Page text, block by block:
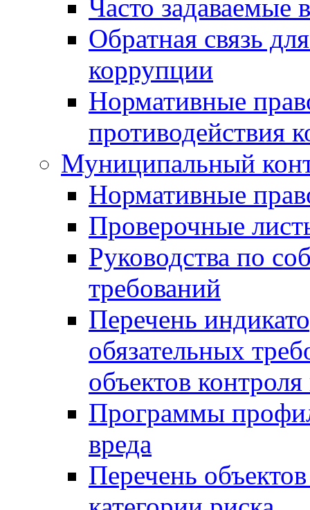
Часто задаваемые
Обратная связь
коррупции
Нормативные
противодействия
Муниципальный
Нормативные
Проверочные
Руководства по
требований
Перечень
обязательных
объектов
Программы
вреда
Перечень